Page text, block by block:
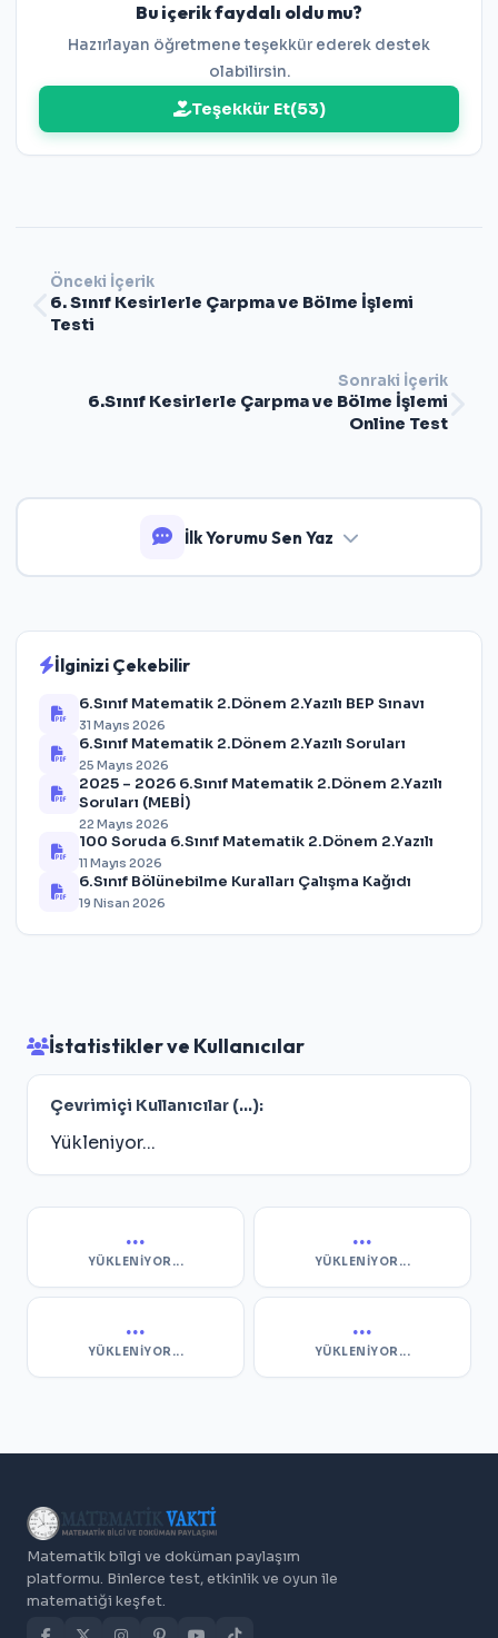
Bu içerik faydalı oldu mu?
Hazırlayan öğretmene teşekkür ederek destek
olabilirsin.
Teşekkür Et(53)
Önceki İçerik
6. Sınıf Kesirlerle Çarpma ve Bölme İşlemi
Testi
Sonraki İçerik
6.Sınıf Kesirlerle Çarpma ve Bölme İşlemi
Online Test
İlk Yorumu Sen Yaz
İlginizi Çekebilir
6.Sınıf Matematik 2.Dönem 2.Yazılı BEP Sınavı
31 Mayıs 2026
6.Sınıf Matematik 2.Dönem 2.Yazılı Soruları
25 Mayıs 2026
2025 – 2026 6.Sınıf Matematik 2.Dönem 2.Yazılı
Soruları (MEBİ)
22 Mayıs 2026
100 Soruda 6.Sınıf Matematik 2.Dönem 2.Yazılı
11 Mayıs 2026
6.Sınıf Bölünebilme Kuralları Çalışma Kağıdı
19 Nisan 2026
İstatistikler ve Kullanıcılar
Çevrimiçi Kullanıcılar (...):
Yükleniyor...
...
YÜKLENIYOR...
...
YÜKLENIYOR...
...
YÜKLENIYOR...
...
YÜKLENIYOR...
Matematik bilgi ve doküman paylaşım
platformu. Binlerce test, etkinlik ve oyun ile
matematiği keşfet.